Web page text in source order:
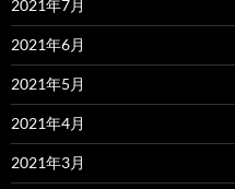
2021年7月
2021年6月
2021年5月
2021年4月
2021年3月